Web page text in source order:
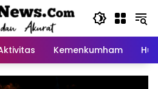
Kemenkumham